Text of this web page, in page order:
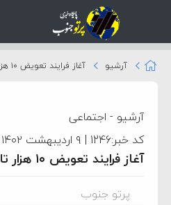
آرشیو آغاز فرایند تعویض ۱۰ هزار تاکسی فرسوده از امروز
آرشیو - اجتماعی
کد خبر:1246 | ۹ اردیبهشت ۱۴۰۲ ساعت ۰۸:۳۸
آغاز فرایند تعویض ۱۰ هزار تاکسی فرسوده از امروز
پرتو جنوب